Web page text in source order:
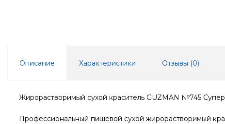
Описание Характеристики Отзывы (0)
Жирорастворимый сухой краситель GUZMAN №745
Профессиональный пищевой сухой жирорастворимый